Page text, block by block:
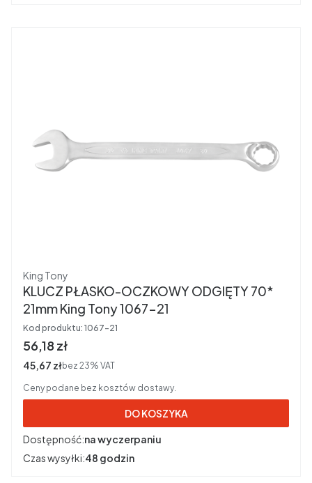
Producent
King Tony
KLUCZ PŁASKO-OCZKOWY ODGIĘTY 70*
21mm King Tony 1067-21
Kod produktu: 1067-21
Cena brutto
56,18 zł
Cena netto
45,67 złbez 23% VAT
Ceny podane bez kosztów dostawy.
DO KOSZYKA
Dostępność:na wyczerpaniu
Czas wysyłki:48 godzin